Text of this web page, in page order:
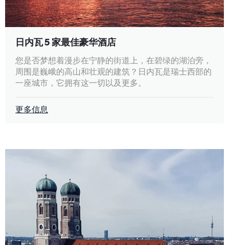
日内瓦 5 家最佳豪华酒店
您是否梦想着漫步在宁静的街道上，在碧绿的湖泊旁，
周围是巍峨的高山和壮观的建筑？日内瓦是瑞士西部的
一座城市，它拥有这一切以及更多。
更多信息